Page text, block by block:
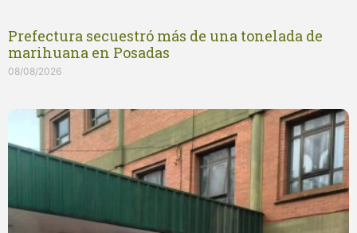
Prefectura secuestró más de una tonelada de
marihuana en Posadas
08/08/2026